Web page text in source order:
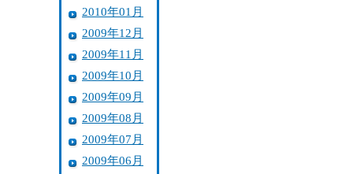
2010年01月
2009年12月
2009年11月
2009年10月
2009年09月
2009年08月
2009年07月
2009年06月